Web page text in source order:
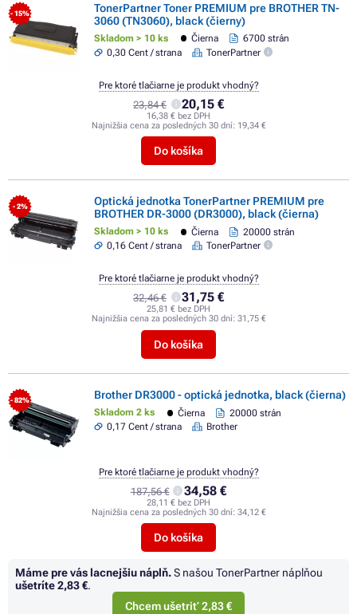
- 15%
TonerPartner Toner PREMIUM pre BROTHER TN-
3060 (TN3060), black (čierny)
Skladom > 10 ks Čierna
6700 strán
0,30 Cent / strana
TonerPartner
23,84 € 20,15 €
16,38 € bez DPH
Najnižšia cena za posledných 30 dní: 19,34 €
Do košíka
Pre ktoré tlačiarne je produkt vhodný?
- 2%
Optická jednotka TonerPartner PREMIUM pre
BROTHER DR-3000 (DR3000), black (čierna)
Skladom > 10 ks Čierna
20000 strán
0,16 Cent / strana
TonerPartner
32,46 € 31,75 €
25,81 € bez DPH
Najnižšia cena za posledných 30 dní: 31,75 €
Do košíka
Pre ktoré tlačiarne je produkt vhodný?
- 82% Brother DR3000 - optická jednotka, black (čierna)
Skladom 2 ks Čierna
20000 strán
0,17 Cent / strana
Brother
187,56 € 34,58 €
28,11 € bez DPH
Najnižšia cena za posledných 30 dní: 34,12 €
Do košíka
Pre ktoré tlačiarne je produkt vhodný?
Máme pre vás lacnejšiu náplň.S našou TonerPartner náplňou
ušetríte2,83 €.
Chcem ušetriť 2,83 €